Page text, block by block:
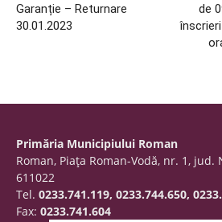
Garanție – Returnare
30.01.2023
de
Primăria Municipiului Roman
Roman, Piaţa Roman-Vodă, nr. 1, jud.
611022
Tel. 0233.741.119, 0233.744.650,
Fax: 0233.741.604